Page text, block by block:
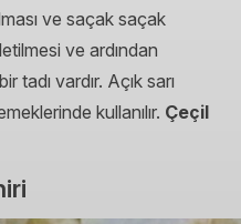
ve saçak saçak
ve ardından
vardır. Açık sarı
kullanılır. Çeçil